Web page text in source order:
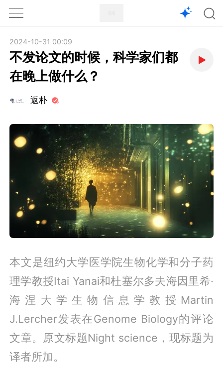
1X
2024-10-31 00:09
不发论文的时候，科学家们都
在晚上做什么？
返朴
本文是纽约大学医学院生物化学和分子药
理学教授Itai Yanai和杜塞尔多夫海因里希·
海涅大学生物信息学教授Martin
J.Lercher发表在Genome Biology的评论
文章。原文标题Night science，现标题为
译者所加。